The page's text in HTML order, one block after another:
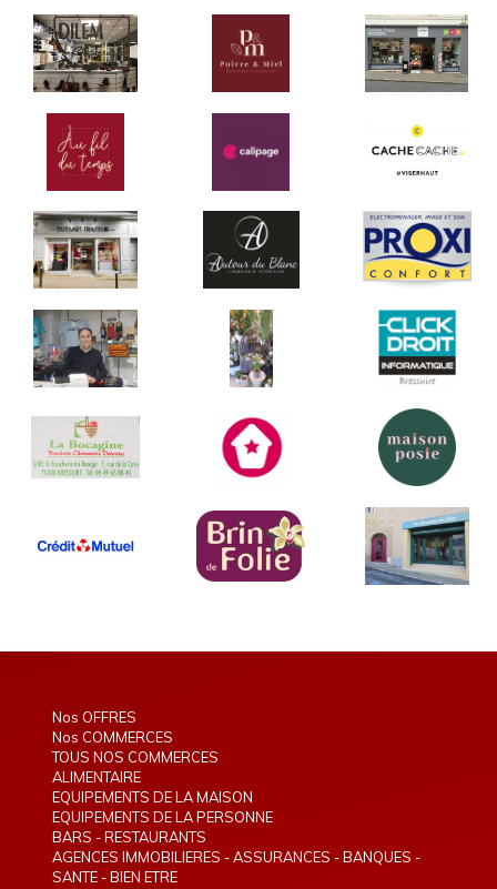
Nos OFFRES
Nos COMMERCES
TOUS NOS COMMERCES
ALIMENTAIRE
EQUIPEMENTS DE LA MAISON
EQUIPEMENTS DE LA PERSONNE
BARS - RESTAURANTS
AGENCES IMMOBILIERES - ASSURANCES - BANQUES -
TELEPHONIE - INTERIM
SANTE - BIEN ETRE